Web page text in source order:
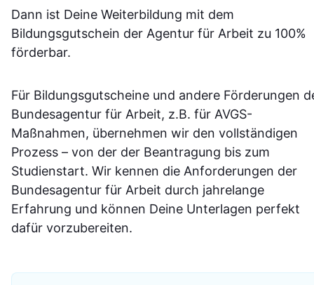
Dann ist Deine Weiterbildung mit dem
Bildungsgutschein der Agentur für Arbeit zu 100%
förderbar.
Für Bildungsgutscheine und andere Förderungen
Bundesagentur für Arbeit, z.B. für AVGS-
Maßnahmen, übernehmen wir den vollständigen
Prozess – von der der Beantragung bis zum
Studienstart. Wir kennen die Anforderungen der
Bundesagentur für Arbeit durch jahrelange
Erfahrung und können Deine Unterlagen perfekt
dafür vorzubereiten.